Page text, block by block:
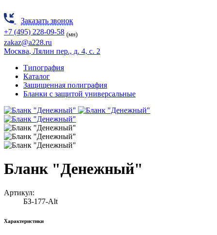
Заказать звонок
+7 (495) 228-09-58 (мн)
zakaz@a228.ru
Москва, Лялин пер., д. 4, с. 2
Типография
Каталог
Защищенная полиграфия
Бланки с защитой универсальные
Бланк "Денежный"
Артикул:
БЗ-177-Alt
Характеристики